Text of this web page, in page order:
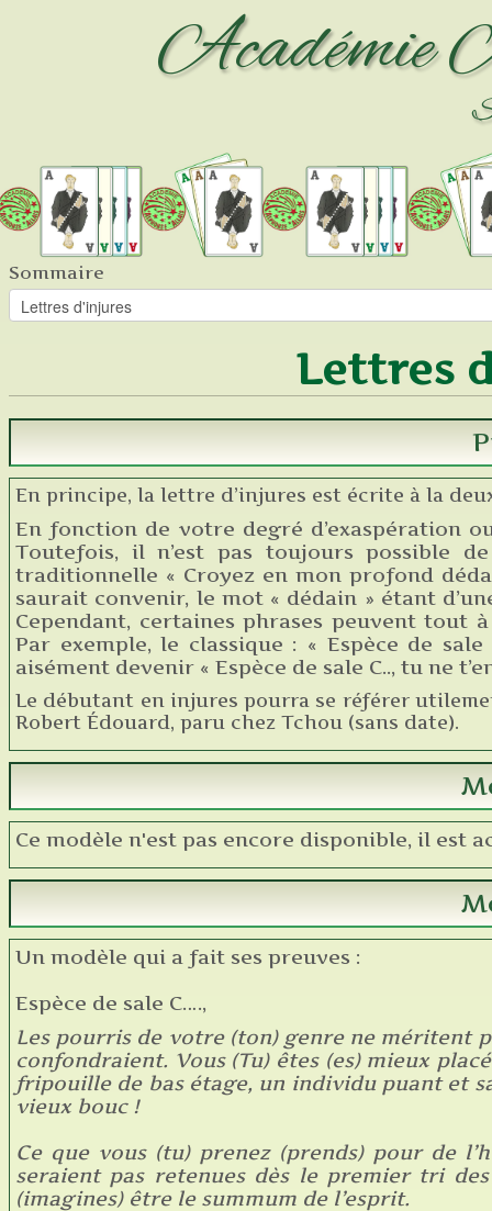
Académie
Sommaire
Lettres
En principe, la lettre d’injures est écrite à la
En fonction de votre degré d’exaspération
Toutefois, il n’est pas toujours possible
traditionnelle « Croyez en mon profond
saurait convenir, le mot « dédain » étant
Cependant, certaines phrases peuvent tout
Par exemple, le classique : « Espèce de
aisément devenir « Espèce de sale C.., tu ne
Le débutant en injures pourra se référer
Robert Édouard, paru chez Tchou (sans date).
Ce modèle n'est pas encore disponible, il est
Un modèle qui a fait ses preuves :
Espèce de sale C….,
Les pourris de votre (ton) genre ne méritent
confondraient. Vous (Tu) êtes (es) mieux
fripouille de bas étage, un individu puant et
vieux bouc !
Ce que vous (tu) prenez (prends) pour de
seraient pas retenues dès le premier tri
(imagines) être le summum de l’esprit.